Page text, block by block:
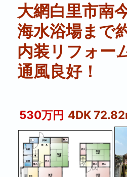
大網白里市南
海水浴場まで
内装リフォー
通風良好！
530万円 4DK